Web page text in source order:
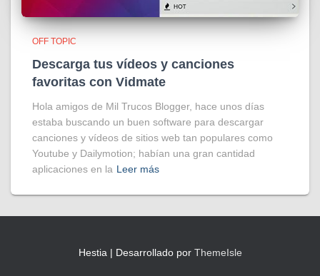
OFF TOPIC
Descarga tus vídeos y canciones
favoritas con Vidmate
Hola amigos de Mil Trucos Blogger, hace unos días
estaba buscando un buen software para descargar
canciones y vídeos de sitios web tan populares como
Youtube y Dailymotion; habían una gran cantidad
aplicaciones en la Leer más
Hestia | Desarrollado por ThemeIsle